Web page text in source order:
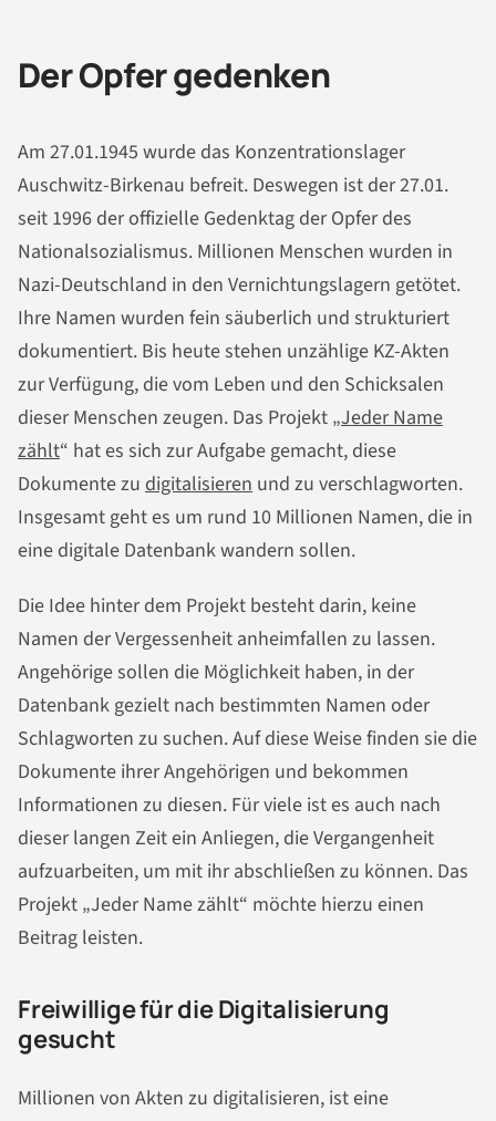
Der Opfer gedenken
Am 27.01.1945 wurde das Konzentrationslager
Auschwitz-Birkenau befreit. Deswegen ist der 27.01.
seit 1996 der offizielle Gedenktag der Opfer des
Nationalsozialismus. Millionen Menschen wurden in
Nazi-Deutschland in den Vernichtungslagern getötet.
Ihre Namen wurden fein säuberlich und strukturiert
dokumentiert. Bis heute stehen unzählige KZ-Akten
zur Verfügung, die vom Leben und den Schicksalen
dieser Menschen zeugen. Das Projekt „Jeder Name
zählt“ hat es sich zur Aufgabe gemacht, diese
Dokumente zu digitalisieren und zu verschlagworten.
Insgesamt geht es um rund 10 Millionen Namen, die in
eine digitale Datenbank wandern sollen.
Die Idee hinter dem Projekt besteht darin, keine
Namen der Vergessenheit anheimfallen zu lassen.
Angehörige sollen die Möglichkeit haben, in der
Datenbank gezielt nach bestimmten Namen oder
Schlagworten zu suchen. Auf diese Weise finden sie die
Dokumente ihrer Angehörigen und bekommen
Informationen zu diesen. Für viele ist es auch nach
dieser langen Zeit ein Anliegen, die Vergangenheit
aufzuarbeiten, um mit ihr abschließen zu können. Das
Projekt „Jeder Name zählt“ möchte hierzu einen
Beitrag leisten.
Freiwillige für die Digitalisierung
gesucht
Millionen von Akten zu digitalisieren, ist eine